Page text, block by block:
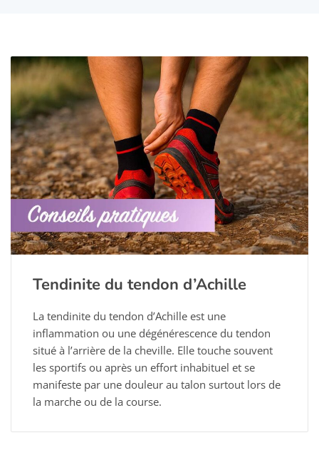
Tendinite du tendon d’Achille
La tendinite du tendon d’Achille est une
inflammation ou une dégénérescence du tendon
situé à l’arrière de la cheville. Elle touche souvent
les sportifs ou après un effort inhabituel et se
manifeste par une douleur au talon surtout lors de
la marche ou de la course.